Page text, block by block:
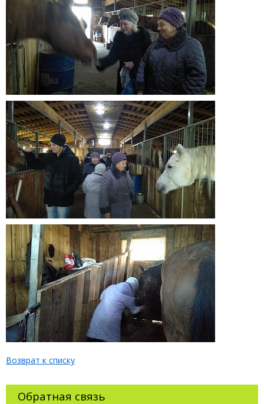
Возврат к списку
Обратная связь